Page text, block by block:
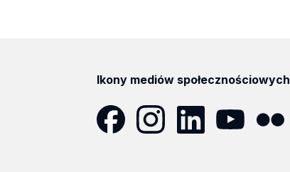
Ikony mediów społecznościowych